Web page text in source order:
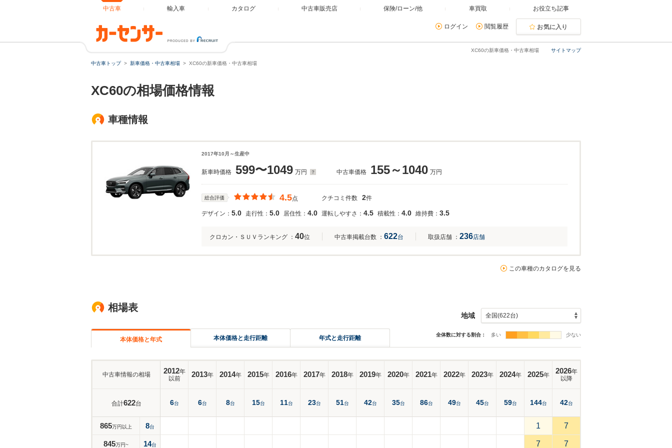
中古車 輸入車 カタログ 中古車販売店 保険/ローン/他 車買取 お役立ち記事
ログイン 閲覧履歴 お気に入り
サイトマップ
XC60の新車価格・中古車相場
中古車トップ 新車価格・中古車相場 XC60の新車価格・中古車相場
XC60の相場価格情報
車種情報
2017年10月～生産中
新車時価格 599〜1049 万円 中古車価格 155～1040 万円
総合評価 4.5点 クチコミ件数 2件
デザイン： 5.0 走行性： 5.0 居住性： 4.0 運転しやすさ： 4.5 積載性： 4.0 維持費： 3.5
クロカン・ＳＵＶランキング ： 40位 中古車掲載台数 ： 622台 取扱店舗 ： 236店舗
この車種のカタログを見る
相場表
本体価格と年式 本体価格と走行距離 年式と走行距離
地域
全体数に対する割合： 多い 少ない
中古車情報の相場 2012年
以前
2013年 2014年 2015年 2016年 2017年 2018年 2019年 2020年 2021年 2022年 2023年 2024年 2025年 2026年
以降
合計622台 6台 6台 8台 15台 11台 23台 51台 42台 35台 86台 49台 45台 59台 144台 42台
865万円以上 8台 1 7
845万円~ 14台 7 7